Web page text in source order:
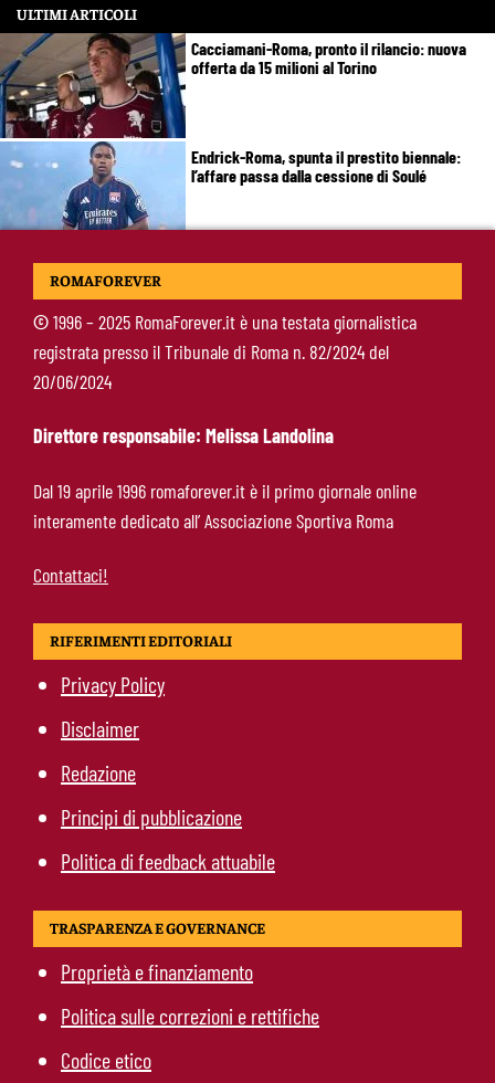
ULTIMI ARTICOLI
Cacciamani-Roma, pronto il rilancio: nuova
offerta da 15 milioni al Torino
Endrick-Roma, spunta il prestito biennale:
l’affare passa dalla cessione di Soulé
Roma, Molina arriva oggi: sbarco a Ciampino
Roma-Mora, trattativa nella notte: offerti 25
milioni, cambia la formula con il Porto
ROMAFOREVER
©1996 – 2025 RomaForever.it è una testata giornalistica
registrata presso il Tribunale di Roma n. 82/2024 del
20/06/2024
Direttore responsabile: Melissa Landolina
Dal 19 aprile 1996 romaforever.it è il primo giornale online
interamente dedicato all’ Associazione Sportiva Roma
Contattaci!
RIFERIMENTI EDITORIALI
Privacy Policy
Disclaimer
Redazione
Principi di pubblicazione
Politica di feedback attuabile
TRASPARENZA E GOVERNANCE
Proprietà e finanziamento
Politica sulle correzioni e rettifiche
Codice etico